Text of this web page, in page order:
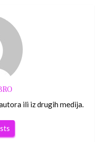
ili iz drugih medija.